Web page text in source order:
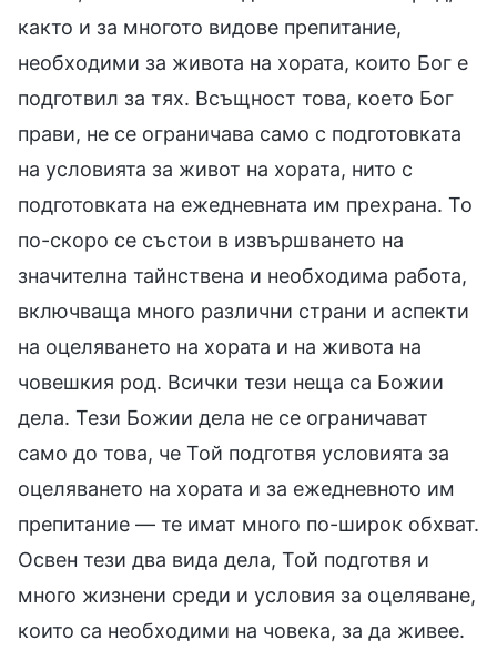
както и за многото видове препитание,
необходими за живота на хората, които Бог е
подготвил за тях. Всъщност това, което Бог
прави, не се ограничава само с подготовката
на условията за живот на хората, нито с
подготовката на ежедневната им прехрана. То
по-скоро се състои в извършването на
значителна тайнствена и необходима работа,
включваща много различни страни и аспекти
на оцеляването на хората и на живота на
човешкия род. Всички тези неща са Божии
дела. Тези Божии дела не се ограничават
само до това, че Той подготвя условията за
оцеляването на хората и за ежедневното им
препитание — те имат много по-широк обхват.
Освен тези два вида дела, Той подготвя и
много жизнени среди и условия за оцеляване,
които са необходими на човека, за да живее.